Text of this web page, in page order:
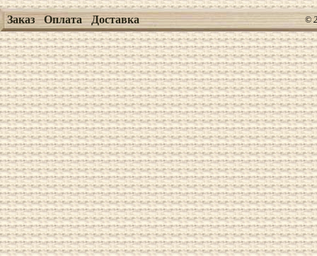
Заказ Оплата Доставка ©